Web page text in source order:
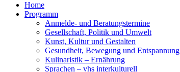
Home
Programm
Anmelde- und Beratungstermine
Gesellschaft, Politik und Umwelt
Kunst, Kultur und Gestalten
Gesundheit, Bewegung und Entspannung
Kulinaristik – Ernährung
Sprachen – vhs interkulturell